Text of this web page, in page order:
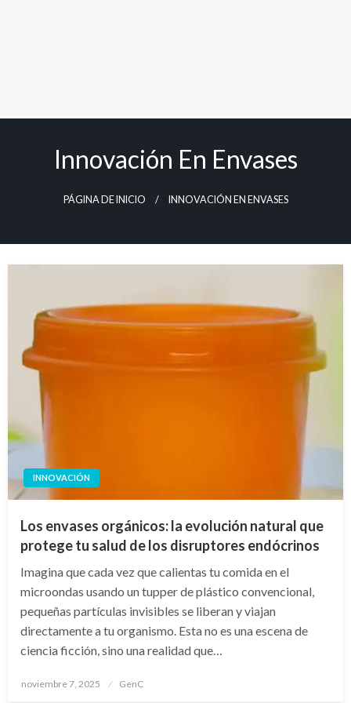
Innovación En Envases
PÁGINA DE INICIO INNOVACIÓN EN ENVASES
INNOVACIÓN
Los envases orgánicos: la evolución natural que
protege tu salud de los disruptores endócrinos
Imagina que cada vez que calientas tu comida en el
microondas usando un tupper de plástico convencional,
pequeñas partículas invisibles se liberan y viajan
directamente a tu organismo. Esta no es una escena de
ciencia ficción, sino una realidad que…
Publicado
noviembre 7, 2025 GenC